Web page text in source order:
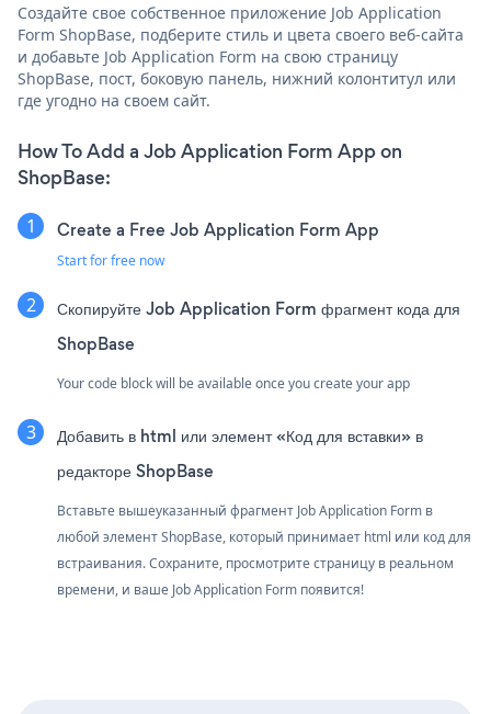
Создайте свое собственное приложение Job Application
Form ShopBase, подберите стиль и цвета своего веб-сайта
и добавьте Job Application Form на свою страницу
ShopBase, пост, боковую панель, нижний колонтитул или
где угодно на своем сайт.
How To Add a Job Application Form App on
ShopBase:
Create a Free Job Application Form App
Start for free now
Скопируйте Job Application Form фрагмент кода для
ShopBase
Your code block will be available once you create your app
Добавить в html или элемент «Код для вставки» в
редакторе ShopBase
Вставьте вышеуказанный фрагмент Job Application Form в
любой элемент ShopBase, который принимает html или код для
встраивания. Сохраните, просмотрите страницу в реальном
времени, и ваше Job Application Form появится!